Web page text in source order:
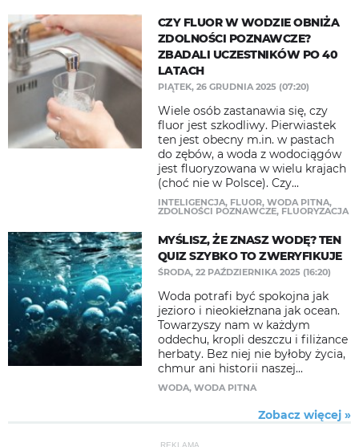
CZY FLUOR W WODZIE OBNIŻA
ZDOLNOŚCI POZNAWCZE?
ZBADALI UCZESTNIKÓW PO 40
LATACH
PIĄTEK, 26 GRUDNIA 2025 (07:20)
Wiele osób zastanawia się, czy
fluor jest szkodliwy. Pierwiastek
ten jest obecny m.in. w pastach
do zębów, a woda z wodociągów
jest fluoryzowana w wielu krajach
(choć nie w Polsce). Czy...
INTELIGENCJA, FLUOR, WODA PITNA,
ZDOLNOŚCI POZNAWCZE, FLUORYZACJA
MYŚLISZ, ŻE ZNASZ WODĘ? TEN
QUIZ SZYBKO TO ZWERYFIKUJE
ŚRODA, 22 PAŹDZIERNIKA 2025 (16:20)
Woda potrafi być spokojna jak
jezioro i nieokiełznana jak ocean.
Towarzyszy nam w każdym
oddechu, kropli deszczu i filiżance
herbaty. Bez niej nie byłoby życia,
chmur ani historii naszej...
WODA, WODA PITNA
Zobacz więcej »
REKLAMA